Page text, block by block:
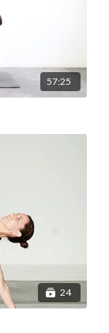
57:25
24